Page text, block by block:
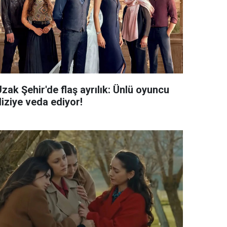
Şehir'de flaş ayrılık: Ünlü oyuncu
veda ediyor!